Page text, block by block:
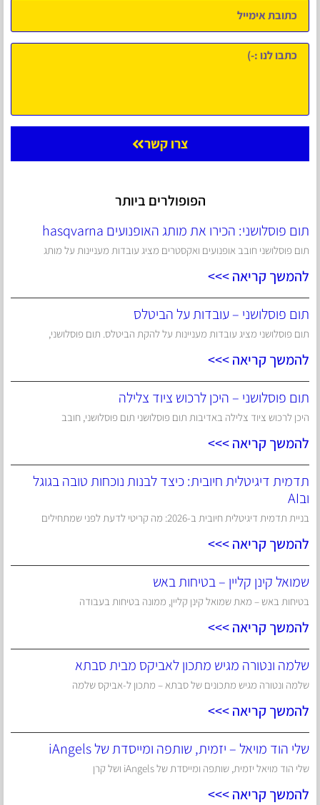
צרו קשר
הפופולרים ביותר
תום פוסלושני: הכירו את מותג האופנועים hasqvarna
תום פוסלושני חובב אופנועים ואקסטרים מציג עובדות מעניינות על מותג
להמשך קריאה >>>
תום פוסלושני – עובדות על הביטלס
תום פוסלושני מציג עובדות מעניינות על להקת הביטלס. תום פוסלושני,
להמשך קריאה >>>
תום פוסלושני – היכן לרכוש ציוד צלילה
היכן לרכוש ציוד צלילה באדיבות תום פוסלושני תום פוסלושני, חובב
להמשך קריאה >>>
תדמית דיגיטלית חיובית: כיצד לבנות נוכחות טובה בגוגל
ובAI
בניית תדמית דיגיטלית חיובית ב-2026: מה קריטי לדעת לפני שמתחילים
להמשך קריאה >>>
שמואל קינן קליין – בטיחות באש
בטיחות באש – מאת שמואל קינן קליין, ממונה בטיחות בעבודה
להמשך קריאה >>>
שלמה ונטורה מגיש מתכון לאביקס מבית סבתא
שלמה ונטורה מגיש מתכונים של סבתא – מתכון ל-אביקס שלמה
להמשך קריאה >>>
שלי הוד מויאל – יזמית, שותפה ומייסדת של iAngels
שלי הוד מויאל יזמית, שותפה ומייסדת של iAngels ושל קרן
להמשך קריאה >>>